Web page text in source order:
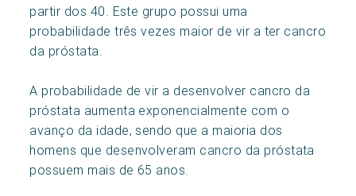
partir dos 40. Este grupo possui uma
probabilidade três vezes maior de vir a ter cancro
da próstata.
A probabilidade de vir a desenvolver cancro da
próstata aumenta exponencialmente com o
avanço da idade, sendo que a maioria dos
homens que desenvolveram cancro da próstata
possuem mais de 65 anos.